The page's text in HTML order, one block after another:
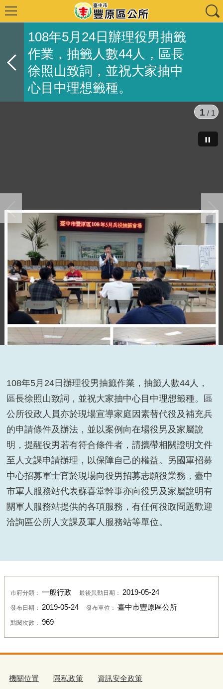
108年5月24日辦理役男抽籤
作業，抽籤人數44人，區長
徐照山致詞，並祝大家抽中
心目中理想籤種。
108年5月24日辦理役男抽籤作業，區長徐照山致詞，
並祝大家抽中心目中理想籤種。
1 / 1
公所役政人員亦於現場宣導家庭因素替代役及補充兵